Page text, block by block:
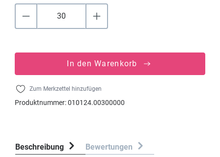
In den Warenkorb
Zum Merkzettel hinzufügen
Produktnummer:010124.00300000
Beschreibung Bewertungen